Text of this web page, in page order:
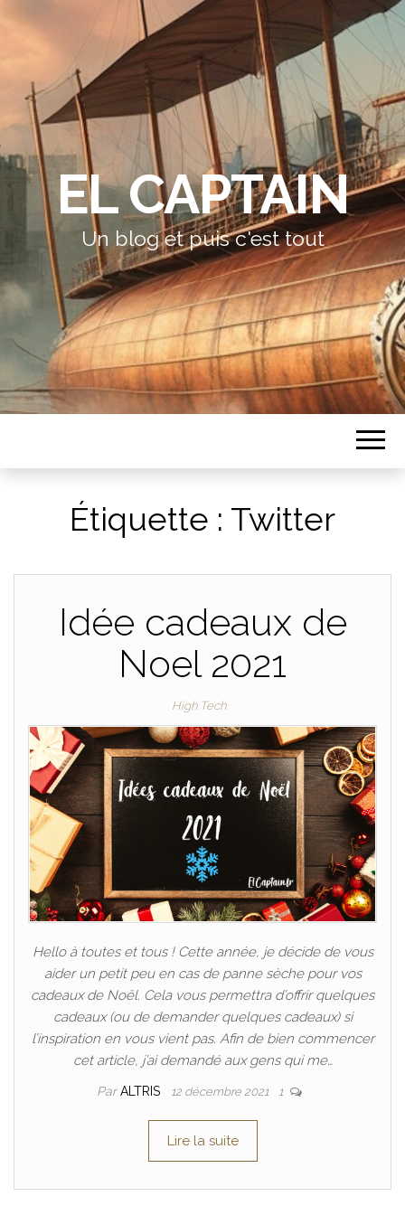
EL CAPTAIN
Un blog et puis c'est tout
Étiquette : Twitter
Idée cadeaux de
Noel 2021
High Tech
Hello à toutes et tous ! Cette année, je décide de vous
aider un petit peu en cas de panne sèche pour vos
cadeaux de Noël. Cela vous permettra d’offrir quelques
cadeaux (ou de demander quelques cadeaux) si
l’inspiration en vous vient pas. Afin de bien commencer
cet article, j’ai demandé aux gens qui me…
ParALTRIS 12 décembre 2021 1
Lire la suite